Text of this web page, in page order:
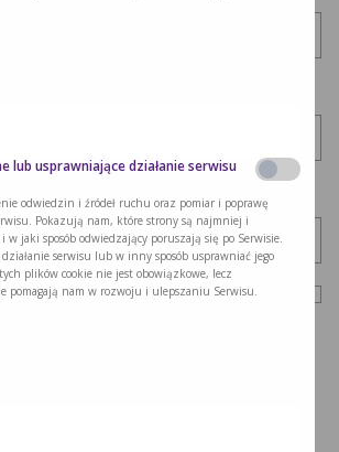
tej przeglądarce podczas pisania kolejnych
lub usprawniające działanie serwisu
odwiedzin i źródeł ruchu oraz pomiar i poprawę
Pokazują nam, które strony są najmniej i
jaki sposób odwiedzający poruszają się po Serwisie.
serwisu lub w inny sposób usprawniać jego
plików cookie nie jest obowiązkowe, lecz
pomagają nam w rozwoju i ulepszaniu Serwisu.